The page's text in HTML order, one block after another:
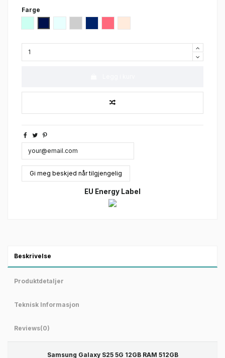
Farge
EU Energy Label
Beskrivelse
Produktdetaljer
Teknisk Informasjon
Reviews(0)
Samsung Galaxy S25 5G 12GB RAM 512GB